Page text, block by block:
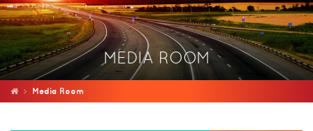
MEDIA ROOM
Media Room